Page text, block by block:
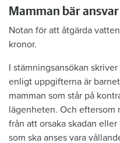
Mamman bär ansvar
Notan för att åtgärda
kronor.
I stämningsansökan
enligt uppgifterna är
mamman som står på
lägenheten. Och eftersom
från att orsaka skadan
som ska anses vara